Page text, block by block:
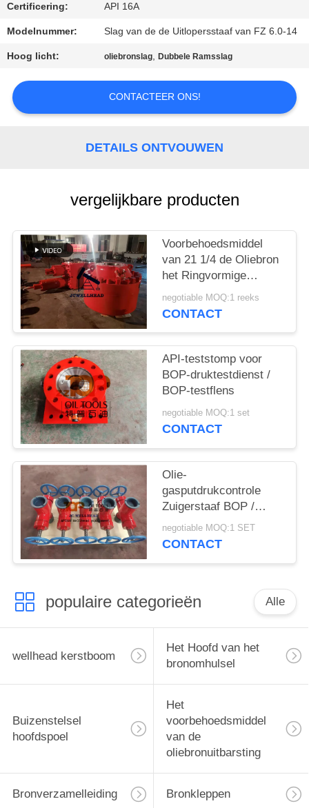
SITEMAP
PRIVACY
POLICY
Certificering: API 16A
Modelnummer: Slag van de de Uitlopersstaaf van FZ 6.0-14
Hoog licht: oliebronslag,Dubbele Ramsslag
CONTACTEER ONS!
DETAILS ONTVOUWEN
vergelijkbare producten
Voorbehoedsmiddel
van 21 1/4 de Oliebron
het Ringvormige
Uitbarsting van slag
van ″ 5000psi
negotiable MOQ:1 reeks
CONTACT
API-teststomp voor
BOP-druktestdienst /
BOP-testflens
negotiable MOQ:1 set
CONTACT
Olie-
gasputdrukcontrole
Zuigerstaaf BOP /
Staaf Blowout
Preventer
negotiable MOQ:1 SET
CONTACT
populaire categorieën Alle
wellhead kerstboom
Het Hoofd van het
bronomhulsel
Buizenstelsel
hoofdspoel
Het
voorbehoedsmiddel
van de
oliebronuitbarsting
Bronverzamelleiding Bronkleppen